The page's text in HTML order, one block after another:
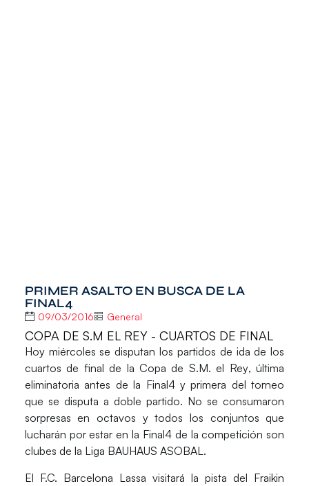
PRIMER ASALTO EN BUSCA DE LA
FINAL4
09/03/2016 General
COPA DE S.M EL REY - CUARTOS DE FINAL
Hoy miércoles se disputan los partidos de ida de los
cuartos de final de la Copa de S.M. el Rey, última
eliminatoria antes de la Final4 y primera del torneo
que se disputa a doble partido. No se consumaron
sorpresas en octavos y todos los conjuntos que
lucharán por estar en la Final4 de la competición son
clubes de la Liga BAUHAUS ASOBAL.
El F.C. Barcelona Lassa visitará la pista del Fraikin